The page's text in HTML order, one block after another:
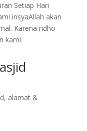
Setiap Hari
insyaAllah akan
Karena ridho
kami.
alamat &